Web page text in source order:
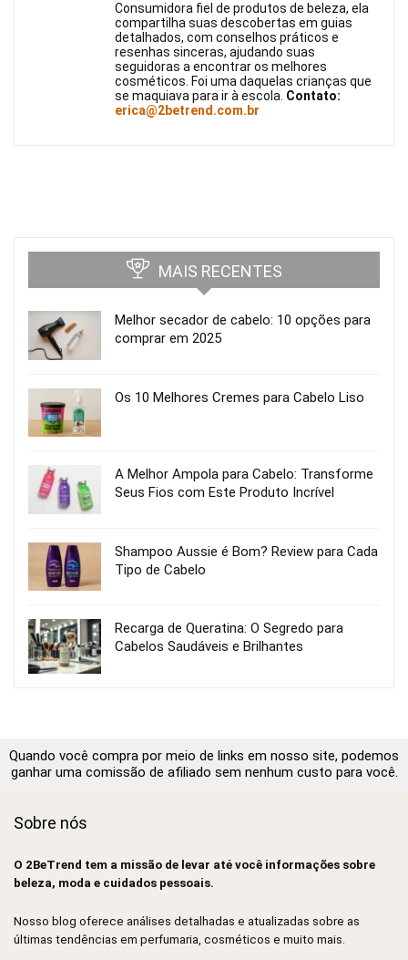
Consumidora fiel de produtos de beleza, ela
compartilha suas descobertas em guias
detalhados, com conselhos práticos e
resenhas sinceras, ajudando suas
seguidoras a encontrar os melhores
cosméticos. Foi uma daquelas crianças que
se maquiava para ir à escola. Contato:
erica@2betrend.com.br
MAIS RECENTES
Melhor secador de cabelo: 10 opções para
comprar em 2025
Os 10 Melhores Cremes para Cabelo Liso
A Melhor Ampola para Cabelo: Transforme
Seus Fios com Este Produto Incrível
Shampoo Aussie é Bom? Review para Cada
Tipo de Cabelo
Recarga de Queratina: O Segredo para
Cabelos Saudáveis e Brilhantes
Quando você compra por meio de links em nosso site, podemos
ganhar uma comissão de afiliado sem nenhum custo para você.
Sobre nós
O 2BeTrend tem a missão de levar até você informações sobre
beleza, moda e cuidados pessoais.
Nosso blog oferece análises detalhadas e atualizadas sobre as
últimas tendências em perfumaria, cosméticos e muito mais.